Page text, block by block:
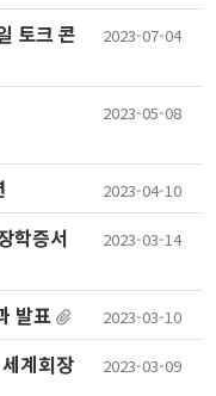
토크 콘
2023-07-04
2023-05-08
2023-04-10
학증서
2023-03-14
발표 2023-03-10
계회장
2023-03-09